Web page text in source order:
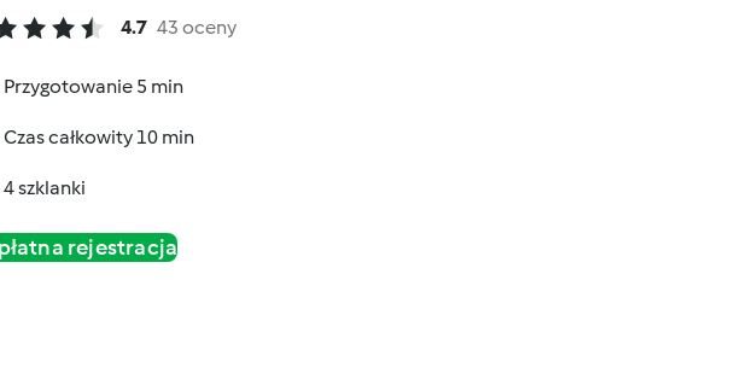
4.7 43 oceny
Przygotowanie 5 min
Czas całkowity 10 min
4 szklanki
rejestracja